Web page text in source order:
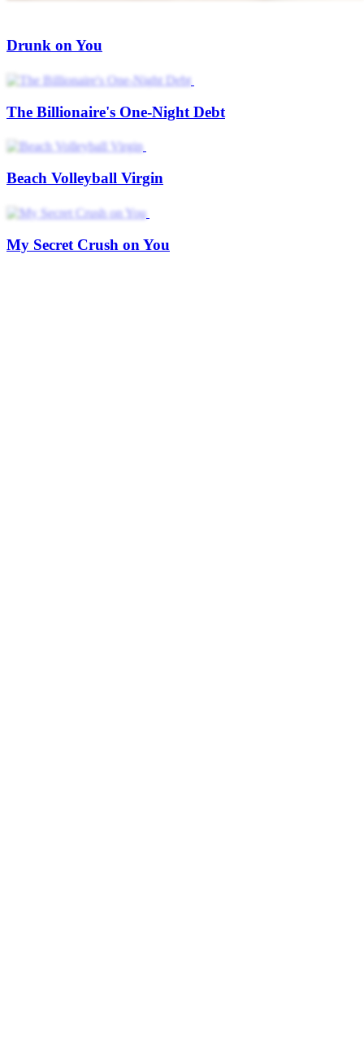
Drunk on You